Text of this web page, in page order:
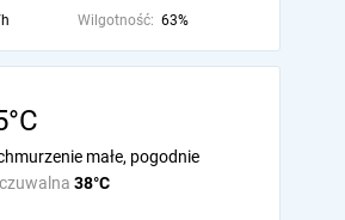
Wilgotność: 63%
38°C
małe, pogodnie